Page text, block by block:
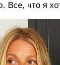
Все, что я